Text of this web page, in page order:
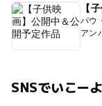
【
パウ
アン
SNSでいこー